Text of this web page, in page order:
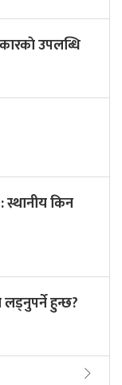
उपलब्धि
स्थानीय किन
हुन्छ?